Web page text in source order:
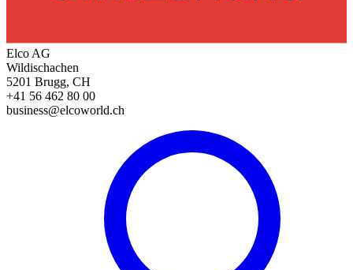
Elco AG
Wildischachen
5201 Brugg, CH
+41 56 462 80 00
business@elcoworld.ch